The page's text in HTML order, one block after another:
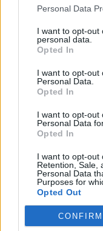
Personal Data
I want to opt-out
personal data.
Opted In
I want to opt-out
Personal Data.
Opted In
I want to opt-out
Personal Data
Opted In
I want to opt-out
Retention, Sale,
Personal Data
Purposes for
Opted Out
CONFIRM
Google
MOOD OF THE
στα
και
άλμπουμ με
Life Is A Dream.
Μάκης Μηλάτος